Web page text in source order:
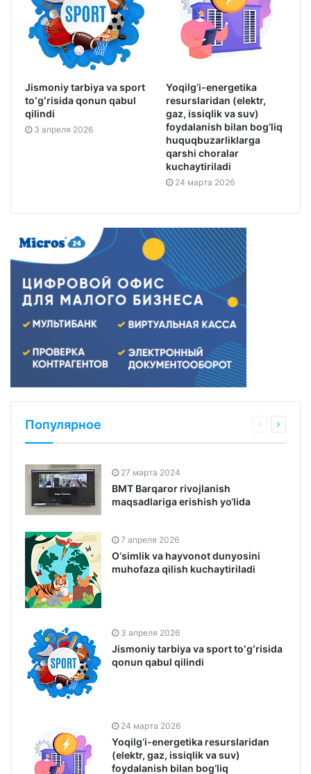
Jismoniy tarbiya va sport
toʻgʻrisida qonun qabul
qilindi
3 апреля 2026
Yoqilg‘i-energetika
resurslaridan (elektr,
gaz, issiqlik va suv)
foydalanish bilan bog‘liq
huquqbuzarliklarga
qarshi choralar
kuchaytiriladi
24 марта 2026
Популярное
27 марта 2024
BMT Barqaror rivojlanish
maqsadlariga erishish yo‘lida
7 апреля 2026
O‘simlik va hayvonot dunyosini
muhofaza qilish kuchaytiriladi
3 апреля 2026
Jismoniy tarbiya va sport toʻgʻrisida
qonun qabul qilindi
24 марта 2026
Yoqilg‘i-energetika resurslaridan
(elektr, gaz, issiqlik va suv)
foydalanish bilan bog‘liq